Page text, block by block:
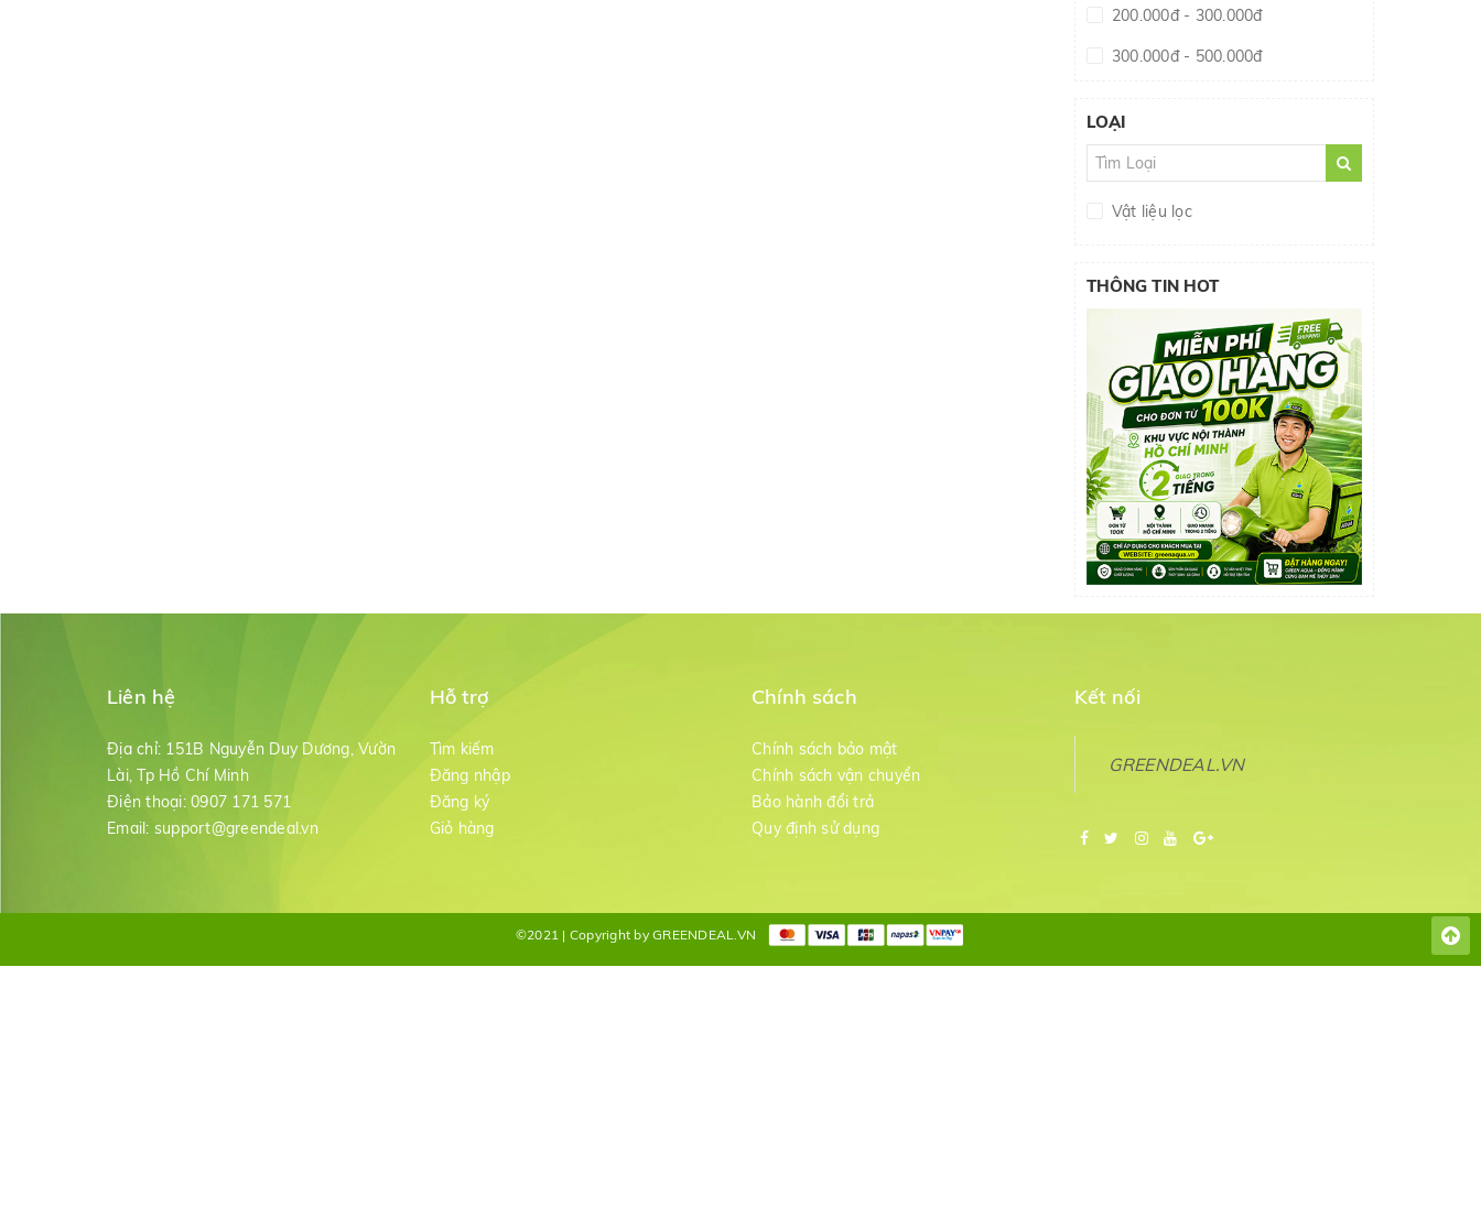
200.000đ - 300.000đ
300.000đ - 500.000đ
Giá trên 1.000.000đ
LOẠI
Vật liệu lọc
THÔNG TIN HOT
Liên hệ
Địa chỉ: 151B Nguyễn Duy Dương, Vườn
Lài, Tp Hồ Chí Minh
Điện thoại: 0907 171 571
Email: support@greendeal.vn
Hỗ trợ
Tìm kiếm
Đăng nhập
Đăng ký
Giỏ hàng
Chính sách
Chính sách bảo mật
Chính sách vận chuyển
Bảo hành đổi trả
Quy định sử dụng
Kết nối
GREENDEAL.VN
©2021 | Copyright by GREENDEAL.VN